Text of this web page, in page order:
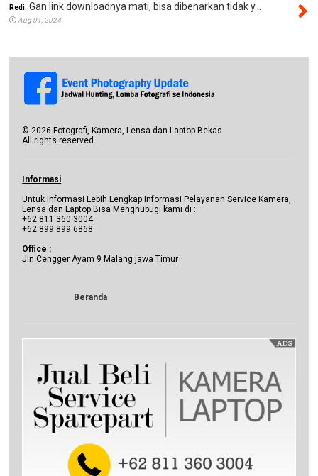
Redi: Gan link downloadnya mati, bisa dibenarkan tidak y...
Aug 01, 2024
©2026 Fotografi, Kamera, Lensa dan Laptop Bekas
All rights reserved.
Informasi
Untuk Informasi Lebih Lengkap Informasi Pelayanan Service Kamera,
Lensa dan Laptop Bisa Menghubugi kami di :
+62 811 360 3004
+62 899 899 6868
Office :
Jln Cengger Ayam 9 Malang jawa Timur
Beranda